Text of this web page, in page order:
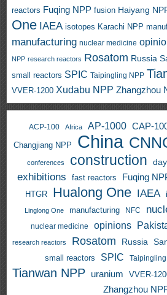
reactors Fuqing NPP fusion Haiyang
One IAEA isotopes Karachi NPP
manufacturing nuclear medicine
NPP research reactors Rosatom Russia
small reactors SPIC Taipingling NPP
VVER-1200 Xudabu NPP Zhangzhou
ACP-100 Africa AP-1000 CAP-
Changjiang NPP China
conferences construction
exhibitions fast reactors Fuqing
HTGR Hualong One IAEA
Linglong One manufacturing NFC
nuclear medicine opinions
research reactors Rosatom Russia
small reactors SPIC
Tianwan NPP uranium VVER-
Zhangzhou